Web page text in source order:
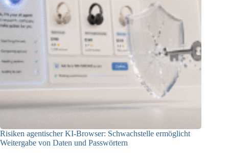
Risiken agentischer KI-Browser: Schwachstelle ermöglicht
Weitergabe von Daten und Passwörtern